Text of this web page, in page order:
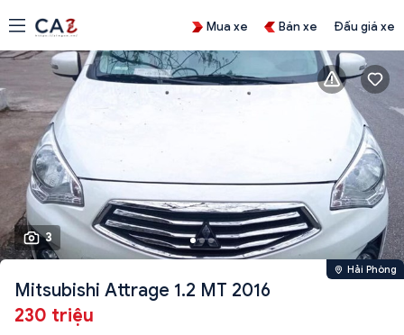
Mua xe Bán xe Đấu giá xe
3
Hải Phòng
Mitsubishi Attrage 1.2 MT 2016
230 triệu